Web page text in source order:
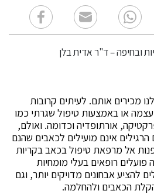
מכירים אותם. לעיתים קרובות
או באמצעות טיפול שגרתי כמו
אורתופדיה וכדומה. ואולם,
אינם מועילים לכאבים שהנם
אל מרפאת טיפול בכאב בקריות
רופאים בעלי מומחיות
להציע אבחונים מדויקים יותר, וגם
הכאבים ולהחלמה.